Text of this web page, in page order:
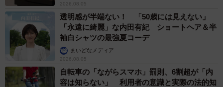
2026.08.05
透明感が半端ない！ 「50歳には見えない」
「永遠に綺麗」な内田有紀 ショートヘア＆半
袖白シャツの最強夏コーデ
まいどなメディア
2026.08.05
自転車の「ながらスマホ」罰則、6割超が「内
容は知らない」 利用者の意識と実際の法的知